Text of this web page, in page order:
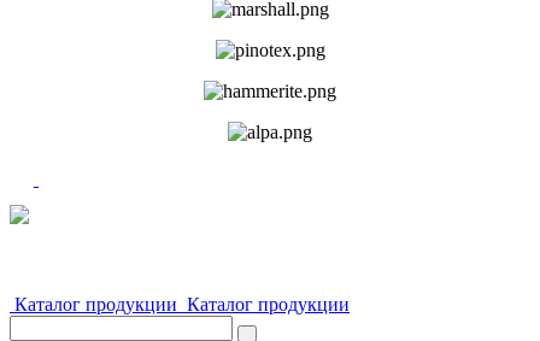
Каталог продукции Каталог продукции